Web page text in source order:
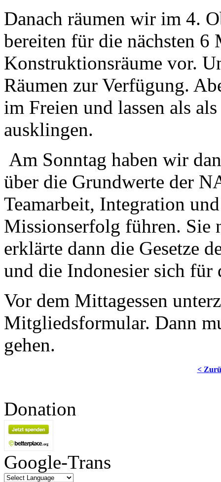
Danach räumen wir im 4.
bereiten für die nächsten 6
Konstruktionsräume vor.
Räumen zur Verfügung.
im Freien und lassen als
ausklingen.
Am Sonntag haben wir
über die Grundwerte der
Teamarbeit, Integration
Missionserfolg führen. Sie
erklärte dann die Gesetze
und die Indonesier sich für
Vor dem Mittagessen
Mitgliedsformular. Dann
gehen.
<
Donation
Google-Trans